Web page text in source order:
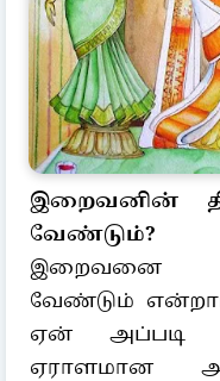
இறைவனின்
வேண்டும்?
இறைவனை
வேண்டும்
ஏன் அப்படி
ஏராளமான